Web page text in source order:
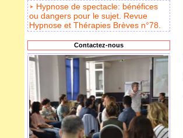
Hypnose de spectacle: bénéfices
ou dangers pour le sujet. Revue
Hypnose et Thérapies Brèves n°78.
Contactez-nous